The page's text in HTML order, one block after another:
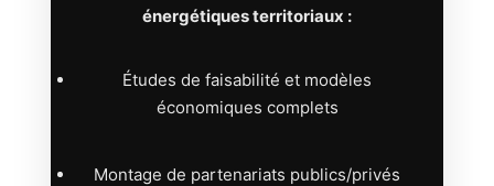
énergétiques territoriaux :
Études de faisabilité et modèles
économiques complets
Montage de partenariats publics/privés